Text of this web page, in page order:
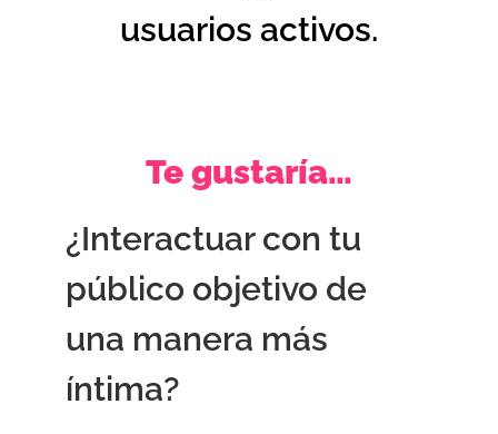
usuarios activos.
Te gustaría…
¿Interactuar con tu
público objetivo de
una manera más
íntima?